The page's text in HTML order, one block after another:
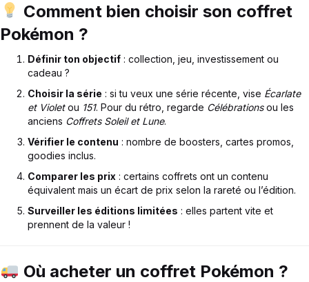
Comment bien choisir son coffret
Pokémon ?
Définir ton objectif : collection, jeu, investissement ou
cadeau ?
Choisir la série : si tu veux une série récente, vise Écarlate
et Violetou 151. Pour du rétro, regarde Célébrationsou les
anciens Coffrets Soleil et Lune.
Vérifier le contenu : nombre de boosters, cartes promos,
goodies inclus.
Comparer les prix : certains coffrets ont un contenu
équivalent mais un écart de prix selon la rareté ou l’édition.
Surveiller les éditions limitées : elles partent vite et
prennent de la valeur !
Où acheter un coffret Pokémon ?